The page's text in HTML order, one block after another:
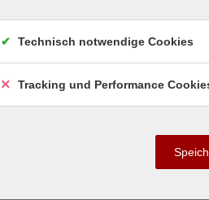
Technisch notwendige Cookies
Tracking und Performance